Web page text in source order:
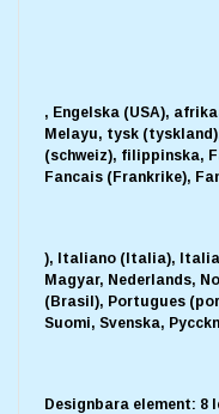
, Engelska (USA),
Melayu, tysk
(schweiz), filippinska,
Fancais (Frankrike),
), Italiano (Italia),
Magyar, Nederlands,
(Brasil), Portugues
Suomi, Svenska,
Designbara element: 8